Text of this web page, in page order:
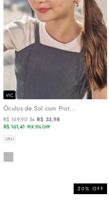
VIC
Óculos de Sol com Prot...
R$ 169,90 5x R$ 33,98
R$ 161,41 PIX 5% OFF
TAMANHOS
UNI
COR
20% OFF